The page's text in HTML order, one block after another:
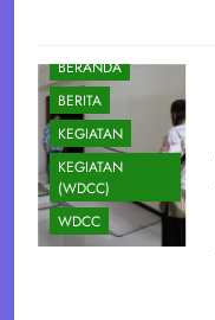
BERANDA
BERITA
KEGIATAN
KEGIATAN
(WDCC)
WDCC